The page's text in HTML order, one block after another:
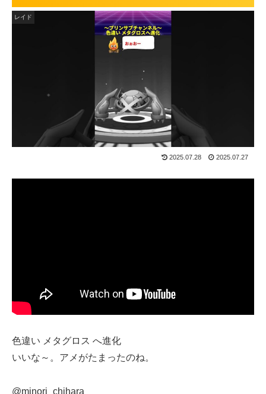
レイド
2025.07.28 2025.07.27
色違い メタグロス へ進化
いいな～。アメがたまったのね。
@minori_chihara